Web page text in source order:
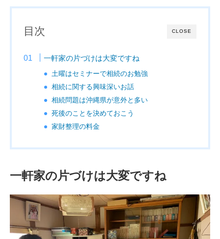
CLOSE
目次
一軒家の片づけは大変ですね
土曜はセミナーで相続のお勉強
相続に関する興味深いお話
相続問題は沖縄県が意外と多い
死後のことを決めておこう
家財整理の料金
一軒家の片づけは大変ですね